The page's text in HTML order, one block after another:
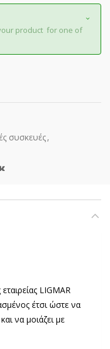
product for one of
συσκευές,
LIGMAR
έτσι ώστε να
να μοιάζει με